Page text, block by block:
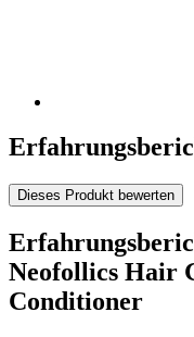
Dieses Produkt bewerten
Neofollics Hair
Conditioner